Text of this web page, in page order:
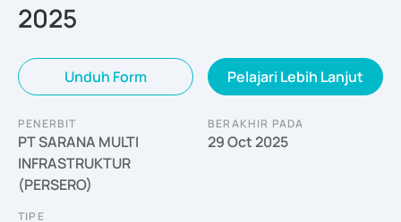
2025
Unduh Form Pelajari Lebih Lanjut
PENERBIT
PT SARANA MULTI
INFRASTRUKTUR
(PERSERO)
BERAKHIR PADA
29 Oct 2025
TIPE